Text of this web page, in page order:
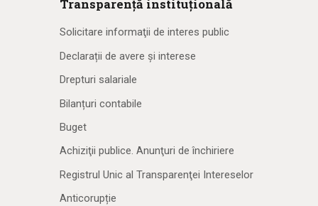
Transparență instituțională
Solicitare informaţii de interes public
Declarații de avere și interese
Drepturi salariale
Bilanțuri contabile
Buget
Achiziţii publice. Anunţuri de închiriere
Registrul Unic al Transparenţei Intereselor
Anticorupție